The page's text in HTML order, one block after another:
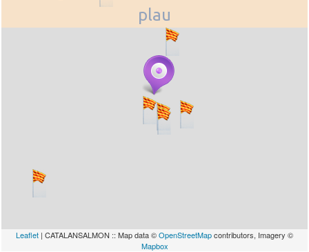
plau
Leaflet | CATALANSALMON :: Map data ©OpenStreetMapcontributors, Imagery ©
Mapbox